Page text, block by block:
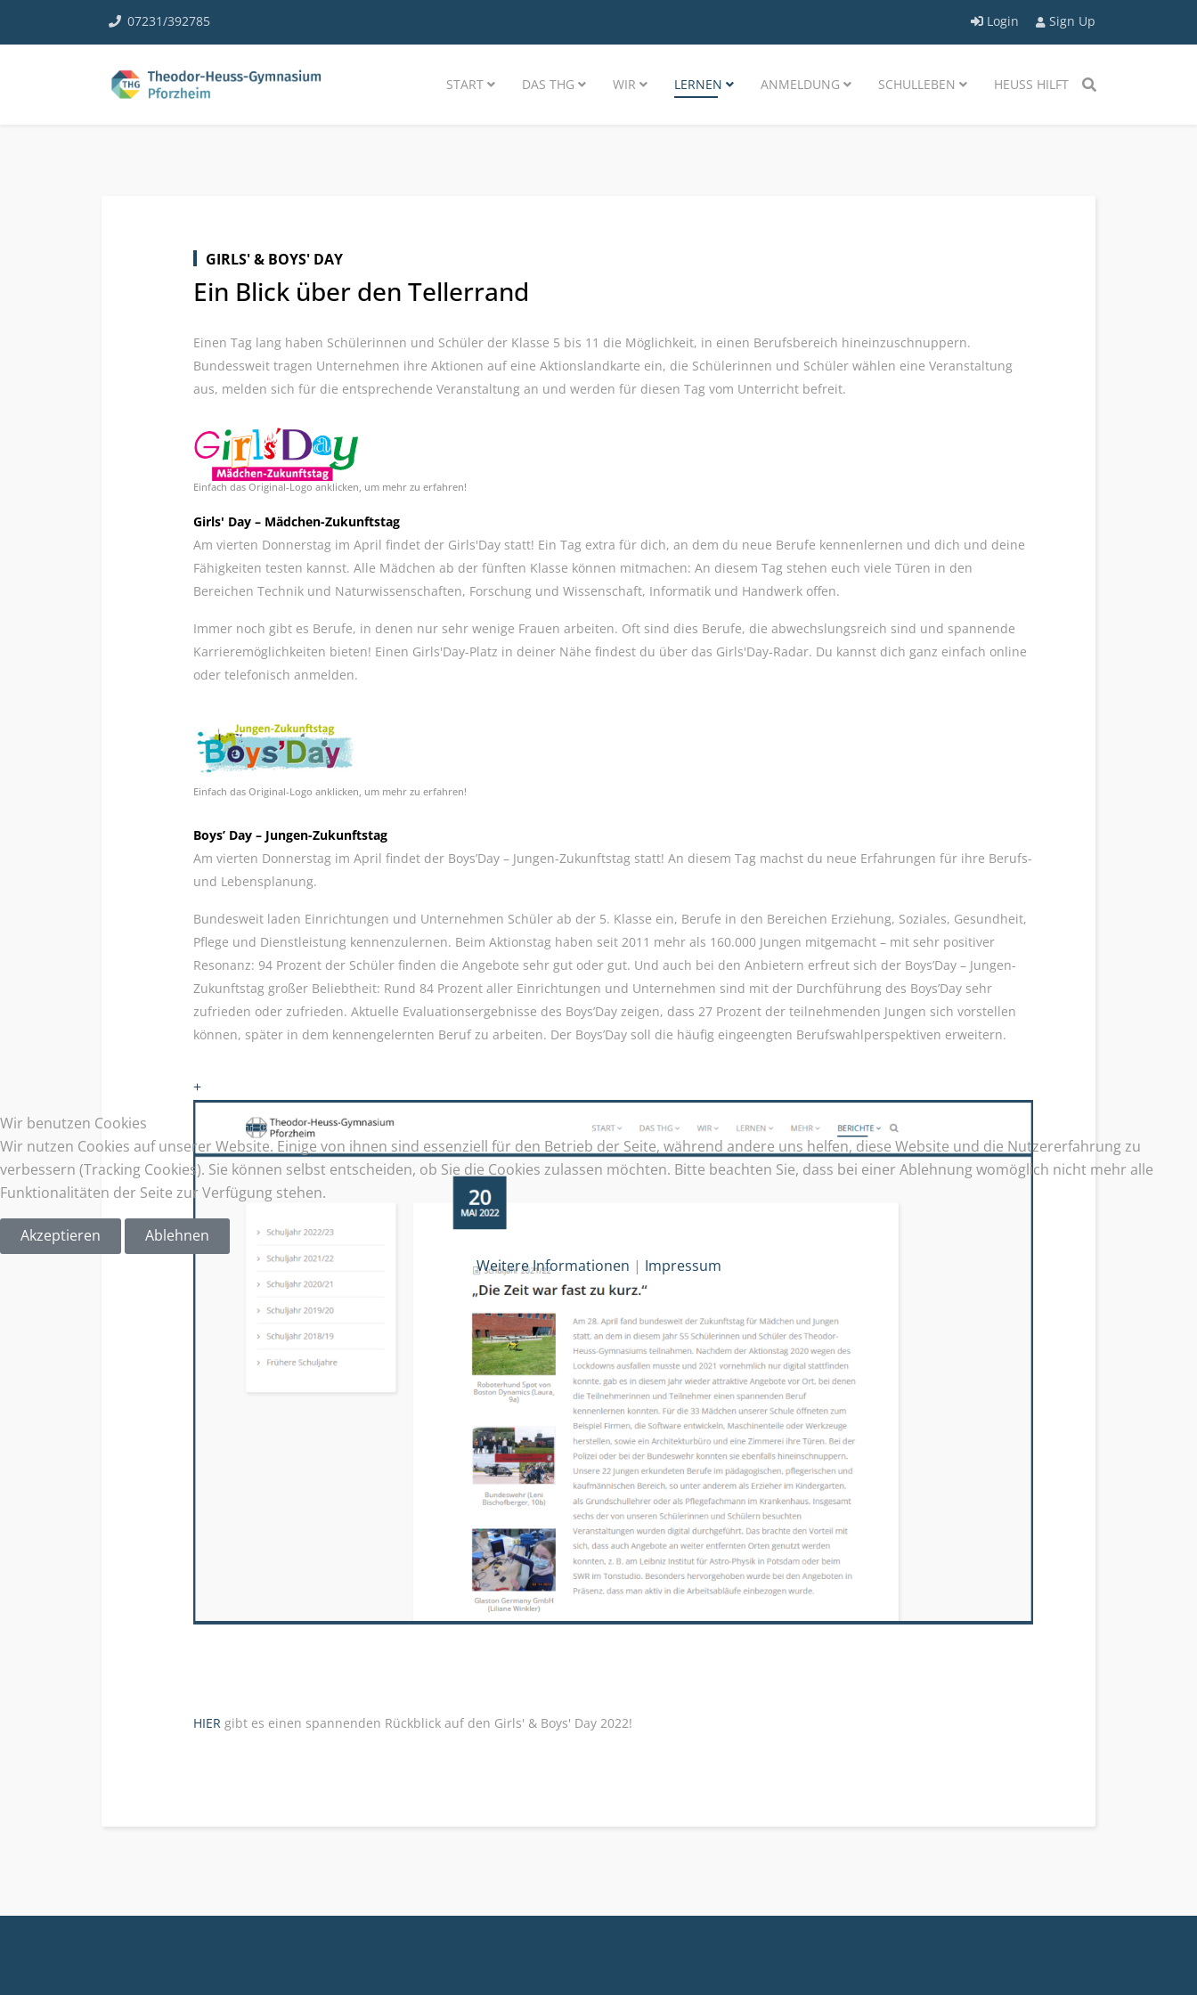
07231/392785 Login Sign Up
START DAS THG WIR LERNEN ANMELDUNG SCHULLEBEN HEUSS HILFT
GIRLS' & BOYS' DAY
Ein Blick über den Tellerrand
Einen Tag lang haben Schülerinnen und Schüler der Klasse 5 bis 11 die Möglichkeit, in einen Berufsbereich hineinzuschnuppern.
Bundessweit tragen Unternehmen ihre Aktionen auf eine Aktionslandkarte ein, die Schülerinnen und Schüler wählen eine Veranstaltung
aus, melden sich für die entsprechende Veranstaltung an und werden für diesen Tag vom Unterricht befreit.
Einfach das Original-Logo anklicken, um mehr zu erfahren!
Girls' Day – Mädchen-Zukunftstag
Am vierten Donnerstag im April findet der Girls'Day statt! Ein Tag extra für dich, an dem du neue Berufe kennenlernen und dich und deine
Fähigkeiten testen kannst. Alle Mädchen ab der fünften Klasse können mitmachen: An diesem Tag stehen euch viele Türen in den
Bereichen Technik und Naturwissenschaften, Forschung und Wissenschaft, Informatik und Handwerk offen.
Immer noch gibt es Berufe, in denen nur sehr wenige Frauen arbeiten. Oft sind dies Berufe, die abwechslungsreich sind und spannende
Karrieremöglichkeiten bieten! Einen Girls'Day-Platz in deiner Nähe findest du über das Girls'Day-Radar. Du kannst dich ganz einfach online
oder telefonisch anmelden.
Einfach das Original-Logo anklicken, um mehr zu erfahren!
Boys’ Day – Jungen-Zukunftstag
Am vierten Donnerstag im April findet der Boys’Day – Jungen-Zukunftstag statt! An diesem Tag machst du neue Erfahrungen für ihre Berufs-
und Lebensplanung.
Bundesweit laden Einrichtungen und Unternehmen Schüler ab der 5. Klasse ein, Berufe in den Bereichen Erziehung, Soziales, Gesundheit,
Pflege und Dienstleistung kennenzulernen. Beim Aktionstag haben seit 2011 mehr als 160.000 Jungen mitgemacht – mit sehr positiver
Resonanz: 94 Prozent der Schüler finden die Angebote sehr gut oder gut. Und auch bei den Anbietern erfreut sich der Boys’Day – Jungen-
Zukunftstag großer Beliebtheit: Rund 84 Prozent aller Einrichtungen und Unternehmen sind mit der Durchführung des Boys’Day sehr
zufrieden oder zufrieden. Aktuelle Evaluationsergebnisse des Boys’Day zeigen, dass 27 Prozent der teilnehmenden Jungen sich vorstellen
können, später in dem kennengelernten Beruf zu arbeiten. Der Boys’Day soll die häufig eingeengten Berufswahlperspektiven erweitern.
+
HIER gibt es einen spannenden Rückblick auf den Girls' & Boys' Day 2022!
Wir benutzen Cookies
Wir nutzen Cookies auf unserer Website. Einige von ihnen sind essenziell für den Betrieb der Seite, während andere uns helfen, diese Website und die Nutzererfahrung zu
verbessern (Tracking Cookies). Sie können selbst entscheiden, ob Sie die Cookies zulassen möchten. Bitte beachten Sie, dass bei einer Ablehnung womöglich nicht mehr alle
Funktionalitäten der Seite zur Verfügung stehen.
Akzeptieren
Ablehnen
Weitere Informationen | Impressum